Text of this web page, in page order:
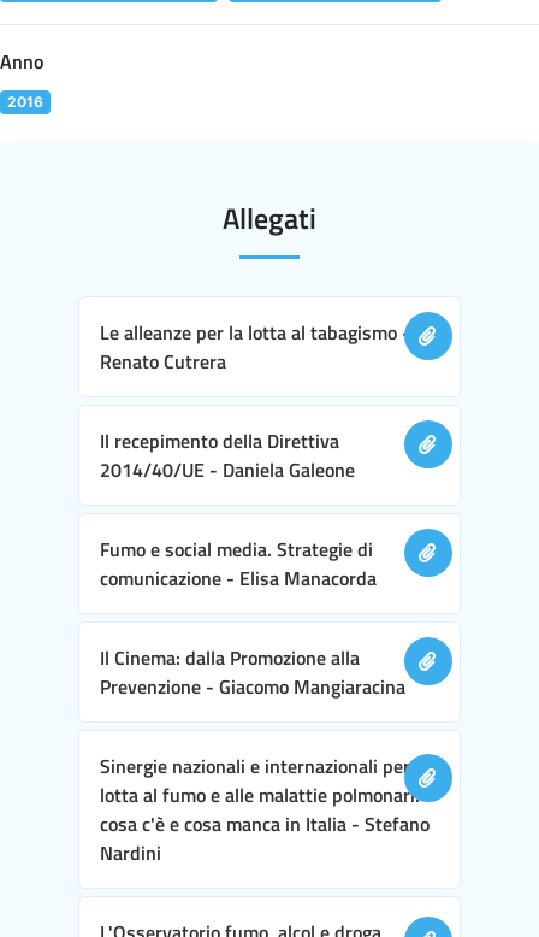
Anno
2016
Allegati
Le alleanze per la lotta al tabagismo -
Renato Cutrera
Il recepimento della Direttiva
2014/40/UE - Daniela Galeone
Fumo e social media. Strategie di
comunicazione - Elisa Manacorda
Il Cinema: dalla Promozione alla
Prevenzione - Giacomo Mangiaracina
Sinergie nazionali e internazionali per la
lotta al fumo e alle malattie polmonari:
cosa c'è e cosa manca in Italia - Stefano
Nardini